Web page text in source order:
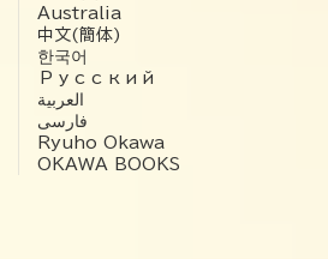
Australia
中文(簡体)
한국어
Русский
العربية‏
فارسی
Ryuho Okawa
OKAWA BOOKS